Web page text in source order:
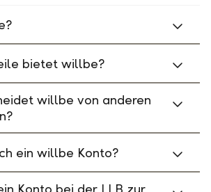
bietet willbe?
willbe von anderen
ein willbe Konto?